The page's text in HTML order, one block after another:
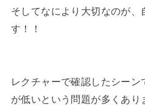
そしてなにより大切なのが
す！！
レクチャーで確認したシー
が低いという問題が多くあり